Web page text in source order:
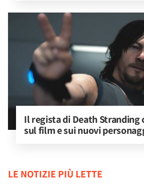
Il regista di Death Stranding
sul film e sui nuovi
LE NOTIZIE PIÙ LETTE